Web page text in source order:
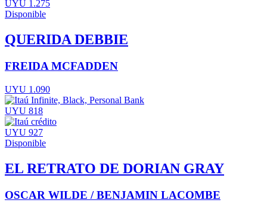
UYU 1.275
Disponible
QUERIDA DEBBIE
FREIDA MCFADDEN
UYU 1.090
UYU 818
UYU 927
Disponible
EL RETRATO DE DORIAN GRAY
OSCAR WILDE / BENJAMIN LACOMBE